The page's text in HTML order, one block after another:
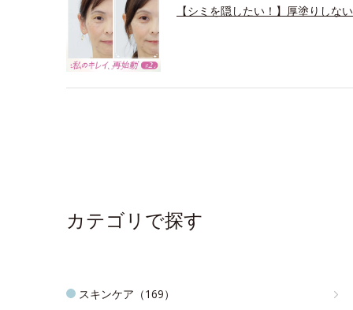
【シミを隠したい！】厚塗りしな
カテゴリで探す
スキンケア（169）